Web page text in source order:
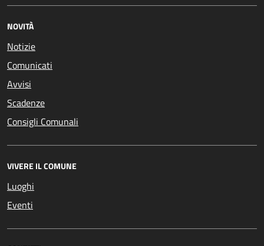
NOVITÀ
Notizie
Comunicati
Avvisi
Scadenze
Consigli Comunali
VIVERE IL COMUNE
Luoghi
Eventi